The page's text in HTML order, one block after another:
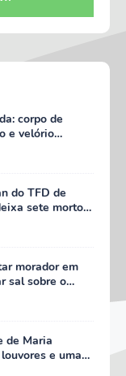
corpo de
e velório
do TFD de
sete mortos
morador em
sal sobre o
de Maria
e uma
lado da família